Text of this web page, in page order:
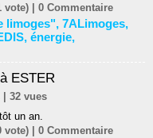
vote) |0 Commentaire
limoges", 7ALimoges,
, énergie,
ESTER
| 32 vues
un an.
vote) |0 Commentaire